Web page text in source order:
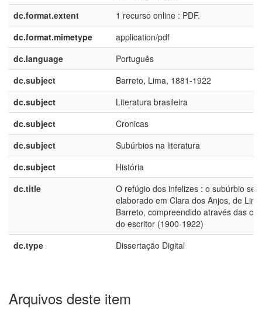
dc.format.extent
1 recurso online : PDF.
dc.format.mimetype
application/pdf
dc.language
Português
dc.subject
Barreto, Lima, 1881-1922
dc.subject
Literatura brasileira
dc.subject
Cronicas
dc.subject
Subúrbios na literatura
dc.subject
História
dc.title
O refúgio dos infelizes : o subúrbio
elaborado em Clara dos Anjos, de Lima
Barreto, compreendido através das
do escritor (1900-1922)
dc.type
Dissertação Digital
Arquivos deste item